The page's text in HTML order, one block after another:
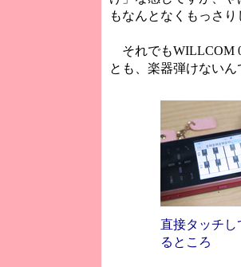
もなんとなくもっさ
それでもWILLCOM
とも、楽器弾けないん
直接タッチし
るところ